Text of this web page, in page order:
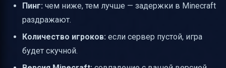
Пинг: чем ниже, тем лучше — задержки в Minecraft
раздражают.
Количество игроков: если сервер пустой, игра
будет скучной.